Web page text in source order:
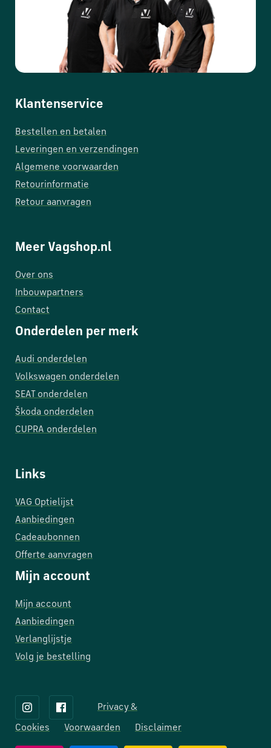
Klantenservice
Bestellen en betalen
Leveringen en verzendingen
Algemene voorwaarden
Retourinformatie
Retour aanvragen
Meer Vagshop.nl
Over ons
Inbouwpartners
Contact
Onderdelen per merk
Audi onderdelen
Volkswagen onderdelen
SEAT onderdelen
Škoda onderdelen
CUPRA onderdelen
Links
VAG Optielijst
Aanbiedingen
Cadeaubonnen
Offerte aanvragen
Mijn account
Mijn account
Aanbiedingen
Verlanglijstje
Volg je bestelling
Privacy &
Cookies Voorwaarden Disclaimer